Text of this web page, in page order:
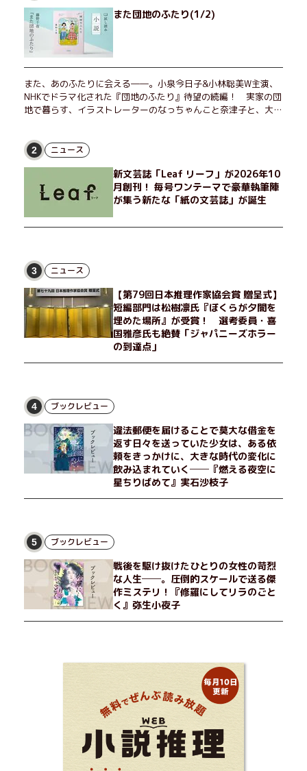
また団地のふたり(1/2)
また、あのふたりに会える――。小泉今日子&小林聡美W主演、
NHKでドラマ化された『団地のふたり』待望の続編！ 実家の団
地で暮らす、イラストレーターのなっちゃんこと奈津子と、大学
げたり、部屋でふたりだけの「台湾映画祭」を催したり。50代
独身、幼なじみの変わらぬ友情とささやかな幸せの日々を描く。
2 ニュース
新文芸誌「Leaf リーフ」が2026年10
月創刊！ 毎号ワンテーマで豪華執筆陣
が集う新たな「紙の文芸誌」が誕生
3 ニュース
【第79回日本推理作家協会賞 贈呈式】
短編部門は松樹凛氏『ぼくらが夕闇を
埋めた場所』が受賞！ 選考委員・喜
国雅彦氏も絶賛「ジャパニーズホラー
の到達点」
4 ブックレビュー
違法郵便を届けることで莫大な借金を
返す日々を送っていた少女は、ある依
頼をきっかけに、大きな時代の変化に
飲み込まれていく──『燃える夜空に
星ちりばめて』実石沙枝子
5 ブックレビュー
戦後を駆け抜けたひとりの女性の苛烈
な人生──。圧倒的スケールで送る傑
作ミステリ！『修羅にしてリラのごと
く』弥生小夜子